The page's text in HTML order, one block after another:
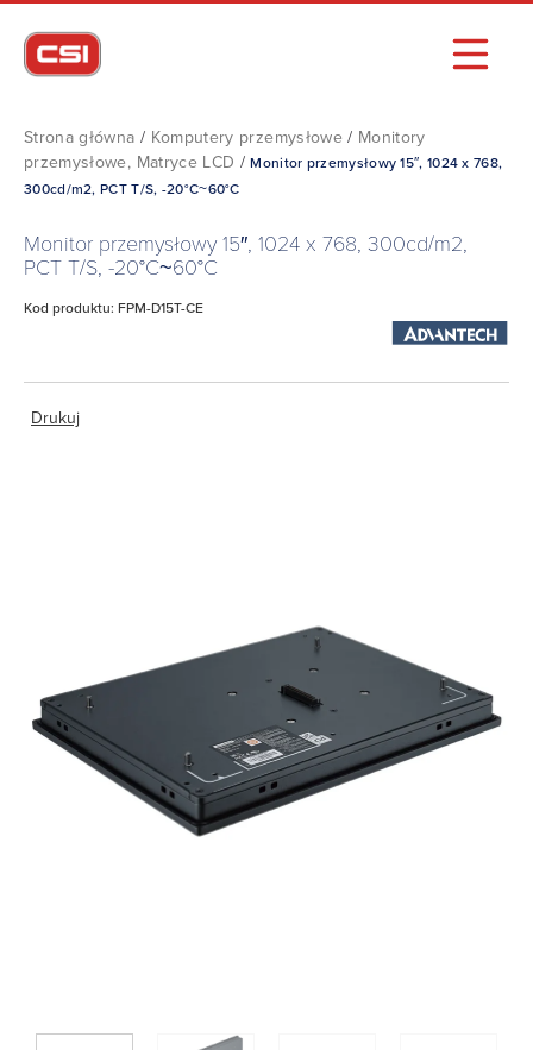
Strona główna / Komputery przemysłowe / Monitory
przemysłowe, Matryce LCD /Monitor przemysłowy 15″, 1024 x 768,
300cd/m2, PCT T/S, -20°C~60°C
Monitor przemysłowy 15″, 1024 x 768, 300cd/m2,
PCT T/S, -20°C~60°C
Kod produktu: FPM-D15T-CE
Drukuj